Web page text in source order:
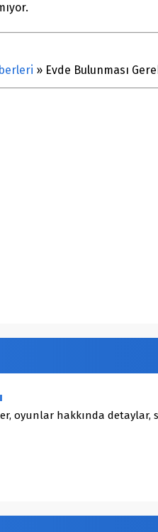
» Evde Bulunması
oyunlar hakkında detaylar,